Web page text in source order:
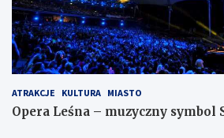
ATRAKCJE KULTURA MIASTO
Opera Leśna – muzyczny symbol